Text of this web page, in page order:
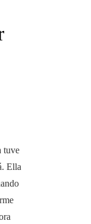
tuve
Ella